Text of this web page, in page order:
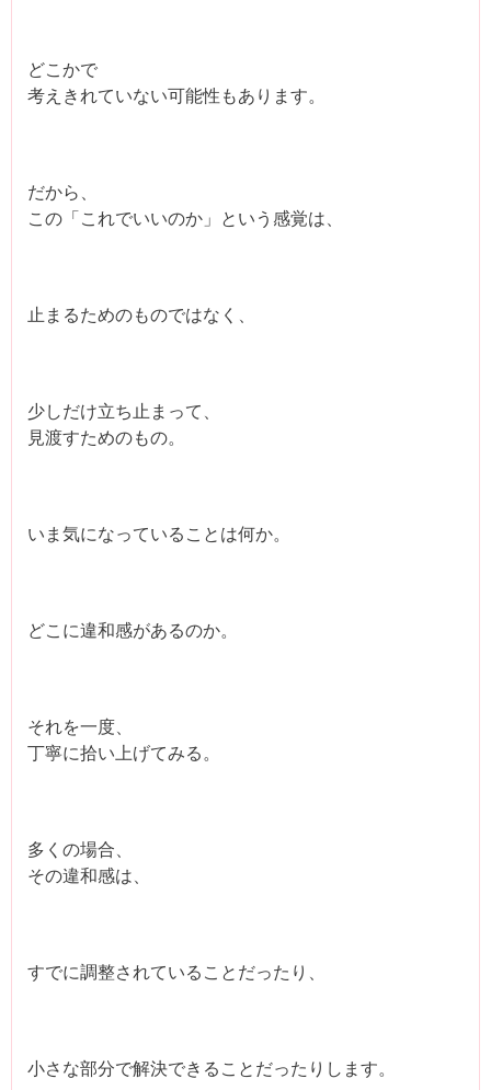
どこかで
考えきれていない可能性もあります。
だから、
この「これでいいのか」という感覚は、
止まるためのものではなく、
少しだけ立ち止まって、
見渡すためのもの。
いま気になっていることは何か。
どこに違和感があるのか。
それを一度、
丁寧に拾い上げてみる。
多くの場合、
その違和感は、
すでに調整されていることだったり、
小さな部分で解決できることだったりします。